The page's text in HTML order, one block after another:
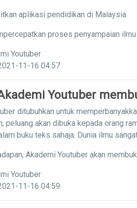
aplikasi pendidikan di Malaysia
proses penyampaian
Youtuber
11-16 04:57
Youtuber
ditubuhkan untuk
peluang akan dibuka kepada orang
buku teks sahaja. Dunia ilmu
Akademi Youtuber akan
Youtuber
11-16 04:59